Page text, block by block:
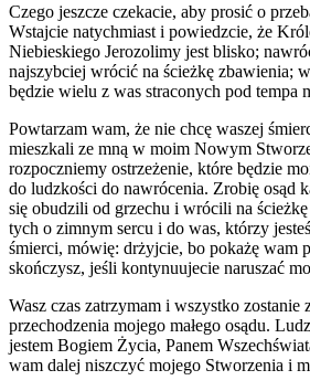
Czego jeszcze czekacie, aby prosić o
Wstajcie natychmiast i powiedzcie, że
Niebieskiego Jerozolimy jest blisko;
najszybciej wrócić na ścieżkę zbawienia;
będzie wielu z was straconych pod tempa
Powtarzam wam, że nie chcę waszej
mieszkali ze mną w moim Nowym
rozpoczniemy ostrzeżenie, które będzie
do ludzkości do nawrócenia. Zrobię osąd
się obudzili od grzechu i wrócili na
tych o zimnym sercu i do was, którzy
śmierci, mówię: drżyjcie, bo pokażę wam
skończysz, jeśli kontynuujecie naruszać
Wasz czas zatrzymam i wszystko zostanie
przechodzenia mojego małego osądu.
jestem Bogiem Życia, Panem
wam dalej niszczyć mojego Stworzenia i